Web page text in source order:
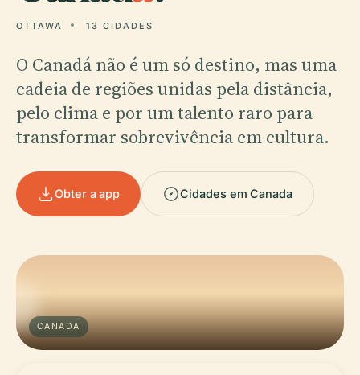
OTTAWA 13 CIDADES
O Canadá não é um só destino, mas uma
cadeia de regiões unidas pela distância,
pelo clima e por um talento raro para
transformar sobrevivência em cultura.
Obter a app Cidades em Canada
CANADA